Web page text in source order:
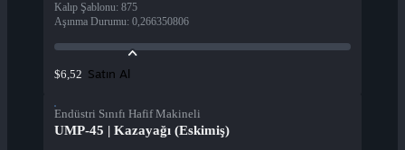
Kalıp Şablonu: 875
Aşınma Durumu: 0,266350806
$6,52 Satın Al
Endüstri Sınıfı Hafif Makineli
UMP-45 | Kazayağı (Eskimiş)